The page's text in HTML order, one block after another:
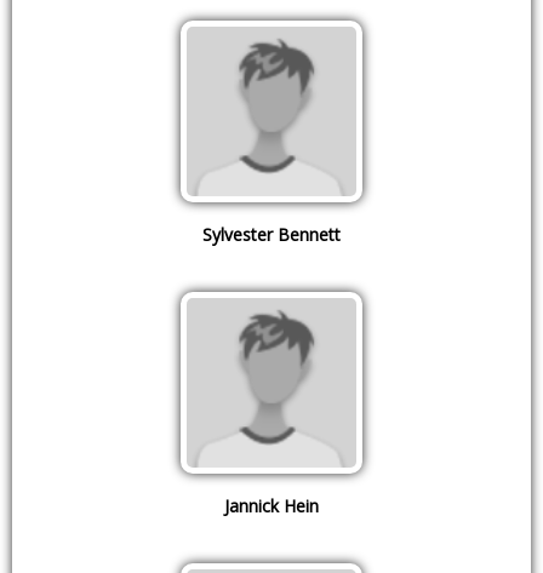
Sylvester Bennett
Jannick Hein